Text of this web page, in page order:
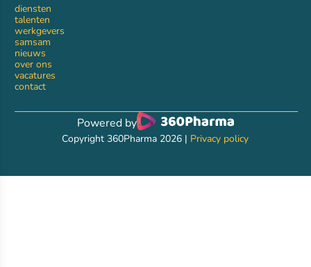
diensten
talenten
werkgevers
samsam
nieuws
over ons
vacatures
contact
Powered by
Copyright 360Pharma 2026 | Privacy policy